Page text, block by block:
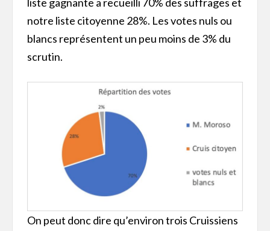
notre liste citoyenne 28%. Les votes nuls ou
blancs représentent un peu moins de 3% du
scrutin.
On peut donc dire qu’environ trois Cruissiens